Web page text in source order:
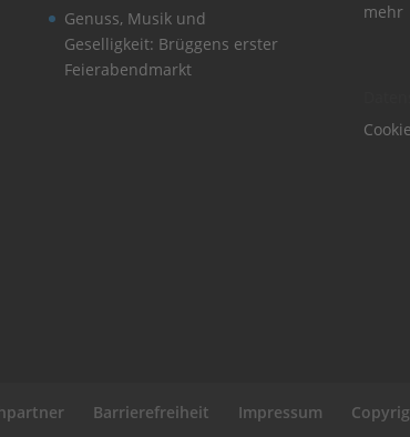
Genuss, Musik und
Geselligkeit: Brüggens erster
Feierabendmarkt
mehr
Barrierefreiheit Impressum